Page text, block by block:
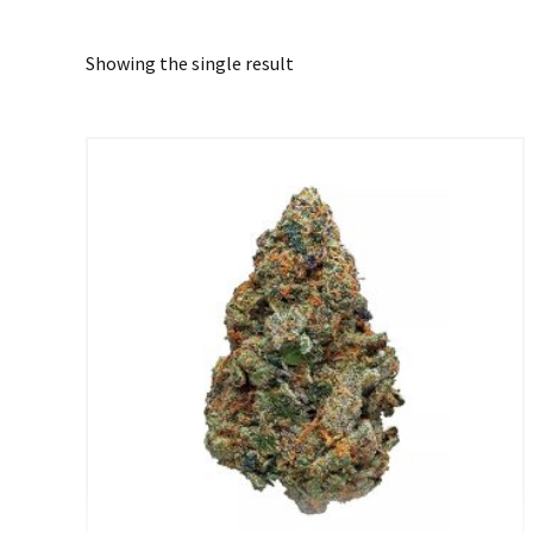
Showing the single result